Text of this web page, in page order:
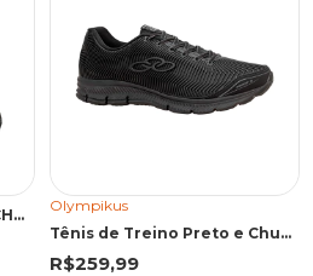
OLYMPIKUS 365 CRR MAX CHUMBO 45 CHU 365 CHUMBO
Olympikus
Tênis de Treino Preto e Chumbo Proof III | Olympikus
R$259,99